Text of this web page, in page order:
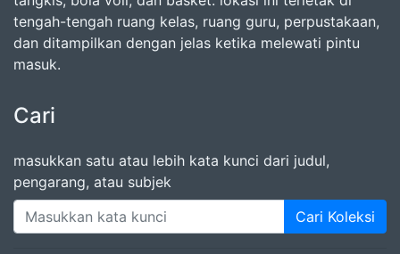
tengah-tengah ruang kelas, ruang guru, perpustakaan,
dan ditampilkan dengan jelas ketika melewati pintu
masuk.
Cari
masukkan satu atau lebih kata kunci dari judul,
pengarang, atau subjek
Cari Koleksi